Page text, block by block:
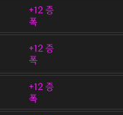
+12 증
폭
+12 증
폭
+12 증
폭